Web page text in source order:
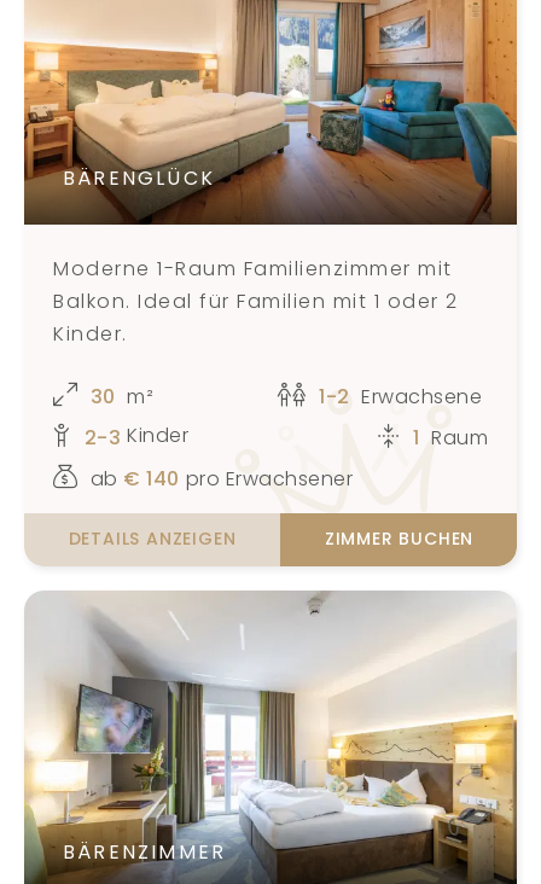
BÄRENGLÜCK
Moderne 1-Raum Familienzimmer mit
Balkon. Ideal für Familien mit 1 oder 2
Kinder.
1-2 Erwachsene
2-3 Kinder
30 m²
1 Raum
ab € 140 pro Erwachsener
DETAILS ANZEIGEN ZIMMER BUCHEN
BÄRENZIMMER